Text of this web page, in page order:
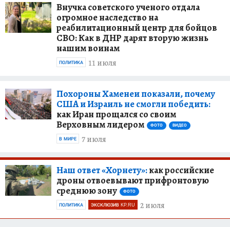
действий и мирных жителей, ставших
очевидцами тех или иных событий.
Материалы наших журналистов в
видеоформате смотрите на нашем YouTube-
"Репортажи военкоров "Комсомольской
Внучка советского ученого отдала
огромное наследство на
реабилитационный центр для бойцов
СВО: Как в ДНР дарят вторую жизнь
нашим воинам
11 июля
ПОЛИТИКА
Похороны Хаменеи показали, почему
США и Израиль не смогли победить:
как Иран прощался со своим
Верховным лидером
ФОТО ВИДЕО
7 июля
В МИРЕ
Наш ответ «Хорнету»:как российские
дроны отвоевывают прифронтовую
среднюю зону
ФОТО
2 июля
ПОЛИТИКА ЭКСКЛЮЗИВ KP.RU